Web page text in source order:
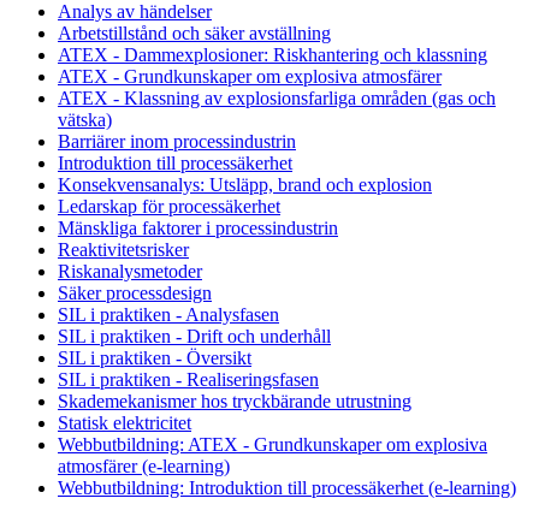
Analys av händelser
Arbetstillstånd och säker avställning
ATEX - Dammexplosioner: Riskhantering och klassning
ATEX - Grundkunskaper om explosiva atmosfärer
ATEX - Klassning av explosionsfarliga områden (gas och
vätska)
Barriärer inom processindustrin
Introduktion till processäkerhet
Konsekvensanalys: Utsläpp, brand och explosion
Ledarskap för processäkerhet
Mänskliga faktorer i processindustrin
Reaktivitetsrisker
Riskanalysmetoder
Säker processdesign
SIL i praktiken - Analysfasen
SIL i praktiken - Drift och underhåll
SIL i praktiken - Översikt
SIL i praktiken - Realiseringsfasen
Skademekanismer hos tryckbärande utrustning
Statisk elektricitet
Webbutbildning: ATEX - Grundkunskaper om explosiva
atmosfärer (e-learning)
Webbutbildning: Introduktion till processäkerhet (e-learning)